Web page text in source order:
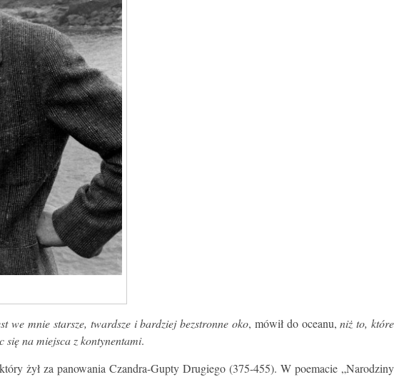
we mnie starsze, twardsze i bardziej bezstronne oko, mówił do oceanu,niż to, które
się na miejsca z kontynentami.
żył za panowania Czandra-Gupty Drugiego (375-455). W poemacie „Narodziny